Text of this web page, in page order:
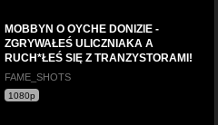
MOBBYN O OYCHE DONIZIE -
ZGRYWAŁEŚ ULICZNIAKA A
RUCH*ŁEŚ SIĘ Z TRANZYSTORAMI!
FAME_SHOTS
1080p